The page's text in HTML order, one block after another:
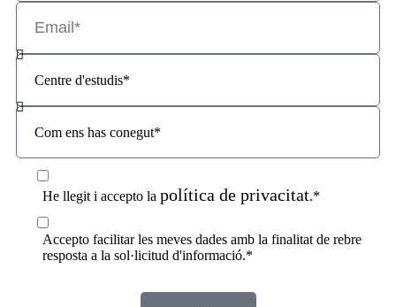
He llegit i accepto la política de privacitat.*
Accepto facilitar les meves dades amb la finalitat de rebre
resposta a la sol·licitud d'informació.*